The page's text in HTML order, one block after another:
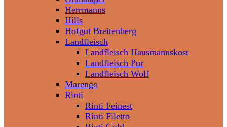
Herrmanns
Hills
Hofgut Breitenberg
Landfleisch
Landfleisch Hausmannskost
Landfleisch Pur
Landfleisch Wolf
Marengo
Rinti
Rinti Feinest
Rinti Filetto